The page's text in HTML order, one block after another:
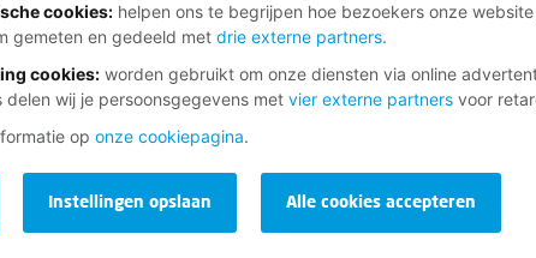
cookies: helpen ons te begrijpen hoe bezoekers onze
gemeten en gedeeld met drie externe partners.
cookies: worden gebruikt om onze diensten via online
delen wij je persoonsgegevens met vier externe partnersvoor
op onze cookiepagina.
Alle cookies accepteren
Instellingen opslaan